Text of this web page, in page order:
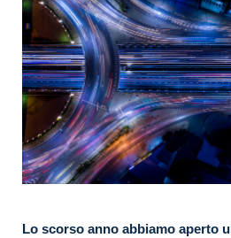
Lo scorso anno abbiamo aperto